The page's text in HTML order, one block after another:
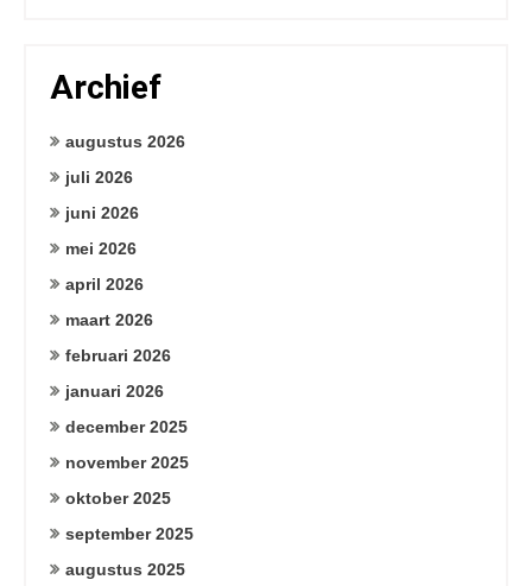
Archief
augustus 2026
juli 2026
juni 2026
mei 2026
april 2026
maart 2026
februari 2026
januari 2026
december 2025
november 2025
oktober 2025
september 2025
augustus 2025